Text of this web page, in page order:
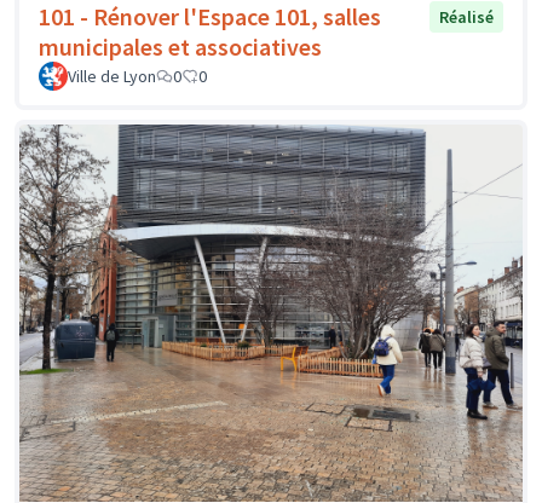
101 - Rénover l'Espace 101, salles
municipales et associatives
Réalisé
Ville de Lyon 0 0